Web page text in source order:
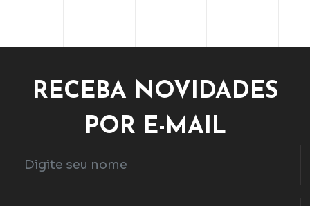
RECEBA NOVIDADES
POR E-MAIL